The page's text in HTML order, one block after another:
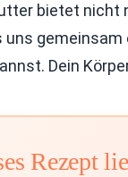
bietet nicht
Dein
Rezept